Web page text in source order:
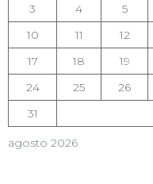
agosto 2026
3 4 5
10
11 12
17
18 19
24
25 26
31